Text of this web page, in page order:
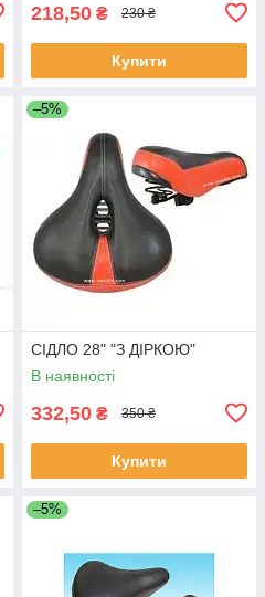
218,50 ₴ 230 ₴
Купити
–5%
СІДЛО 28" "З ДІРКОЮ"
В наявності
332,50 ₴ 350 ₴
Купити
–5%